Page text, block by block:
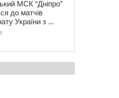
МСК “Дніпро”
до матчів
України з ...